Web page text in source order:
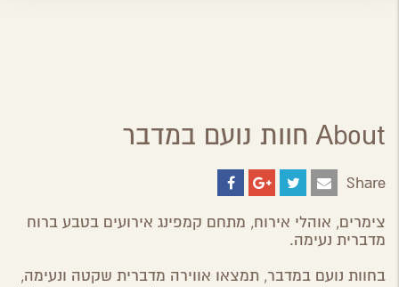
About חוות נועם במדבר
Share
Email
Twitter
Google
Plus
צימרים, אוהלי אירוח, מתחם קמפינג אירועים בטבע ברוח
מדברית נעימה.
בחוות נועם במדבר, תמצאו אווירה מדברית שקטה ונעימה,